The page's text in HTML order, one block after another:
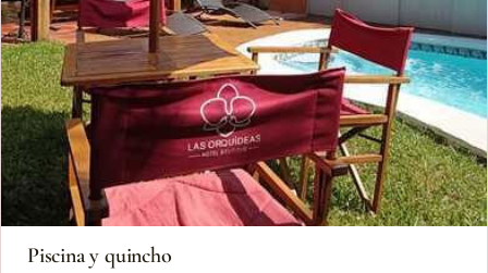
Piscina y quincho